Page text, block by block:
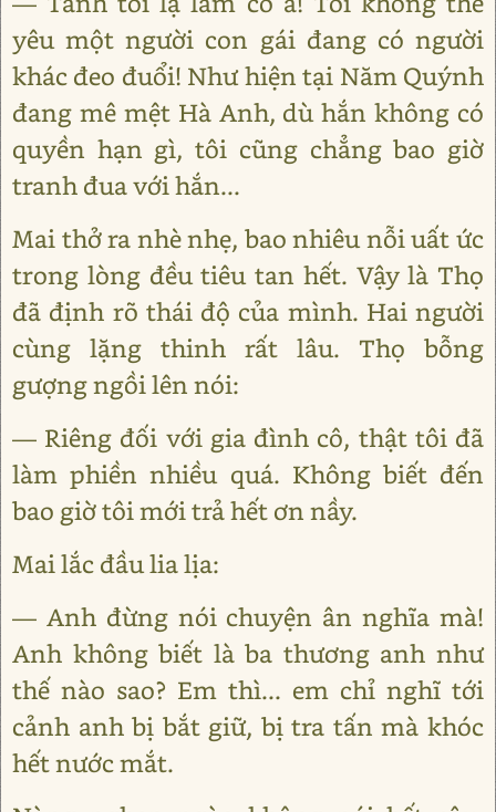
yêu một người con gái đang có người
khác đeo đuổi! Như hiện tại Năm Quýnh
đang mê mệt Hà Anh, dù hắn không có
quyền hạn gì, tôi cũng chẳng bao giờ
tranh đua với hắn...
Mai thở ra nhè nhẹ, bao nhiêu nỗi uất ức
trong lòng đều tiêu tan hết. Vậy là Thọ
đã định rõ thái độ của mình. Hai người
cùng lặng thinh rất lâu. Thọ bỗng
gượng ngồi lên nói:
— Riêng đối với gia đình cô, thật tôi đã
làm phiền nhiều quá. Không biết đến
bao giờ tôi mới trả hết ơn nầy.
Mai lắc đầu lia lịa:
— Anh đừng nói chuyện ân nghĩa mà!
Anh không biết là ba thương anh như
thế nào sao? Em thì... em chỉ nghĩ tới
cảnh anh bị bắt giữ, bị tra tấn mà khóc
hết nước mắt.